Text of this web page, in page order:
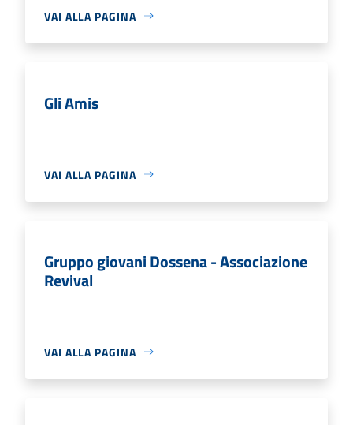
VAI ALLA PAGINA
Gli Amis
VAI ALLA PAGINA
Gruppo giovani Dossena - Associazione
Revival
VAI ALLA PAGINA